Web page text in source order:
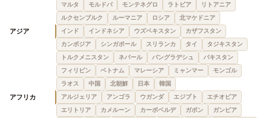
マルタ
モルドバ モンテネグロ ラトビア
リトアニア
ルクセンブルク
ルーマニア ロシア 北マケドニア
アジア インド インドネシア ウズベキスタン
カザフスタン
カンボジア
シンガポール スリランカ タイ
タジキスタン
トルクメニスタン
ネパール バングラデシュ
パキスタン
フィリピン
ベトナム マレーシア ミャンマー
モンゴル
ラオス
中国 北朝鮮 日本 韓国
アフリカ アルジェリア アンゴラ ウガンダ エジプト
エチオピア
エリトリア
カメルーン カーボベルデ ガボン
ガンビア